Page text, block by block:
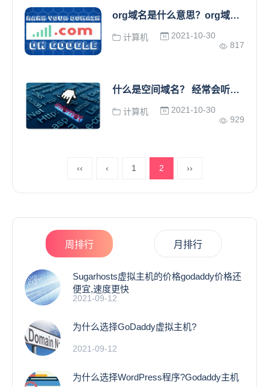
org域名是什么意思？org域名怎样注册？
计算机
2021-10-30
817
什么是空间域名？ 经常会听到客户说你的空间域名多少钱？
计算机
2021-10-30
929
‹‹ ‹ 1 2 ››
周排行 月排行
Sugarhosts虚拟主机的价格godaddy价格还
便宜,速度更快
2021-09-12
为什么选择GoDaddy虚拟主机?
2021-09-12
为什么选择WordPress程序?Godaddy主机